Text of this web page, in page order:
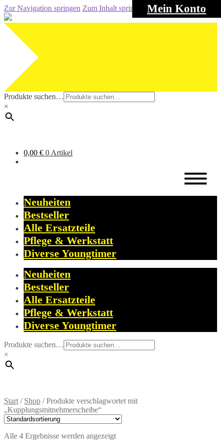
Mein Konto
Zur Navigation springen Zum Inhalt springen
Produkte suchen…
×
0,00 € 0 Artikel
Neuheiten
Bestseller
Alle Ersatzteile
Pflege & Werkstatt
Diverse Youngtimer
Neuheiten
Bestseller
Alle Ersatzteile
Pflege & Werkstatt
Diverse Youngtimer
Produkte suchen…
×
Start / Shop /Produkte verschlagwortet mit
„Kupplungsmitnehmerscheibe“
Alle 4 Ergebnisse werden angezeigt